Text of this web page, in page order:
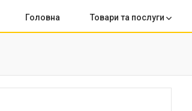
Головна Товари та послуги